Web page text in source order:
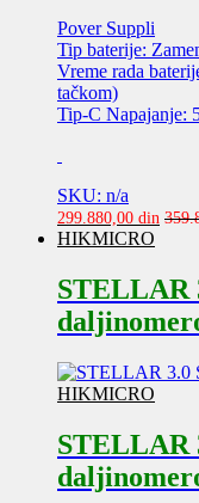
Pover Suppli
Tip baterije:
Vreme rada
tačkom)
Tip-C Napajanje:
SKU: n/a
299.880,00 din
HIKMICRO
STELLAR
HIKMICRO
STELLAR